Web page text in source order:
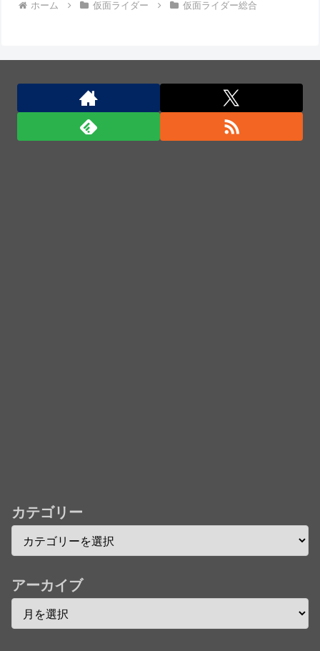
獄すぎる。
戦場医療訓練を実施！
商用化目指す光量子コンピューターが稼働 研究拠点
★【ワートリ】風間隊3人≒忍田単騎くらいのイメー
ジかな
Powered by livedoor 相互RSS
ホーム 仮面ライダー 仮面ライダー総合
カテゴリー
アーカイブ